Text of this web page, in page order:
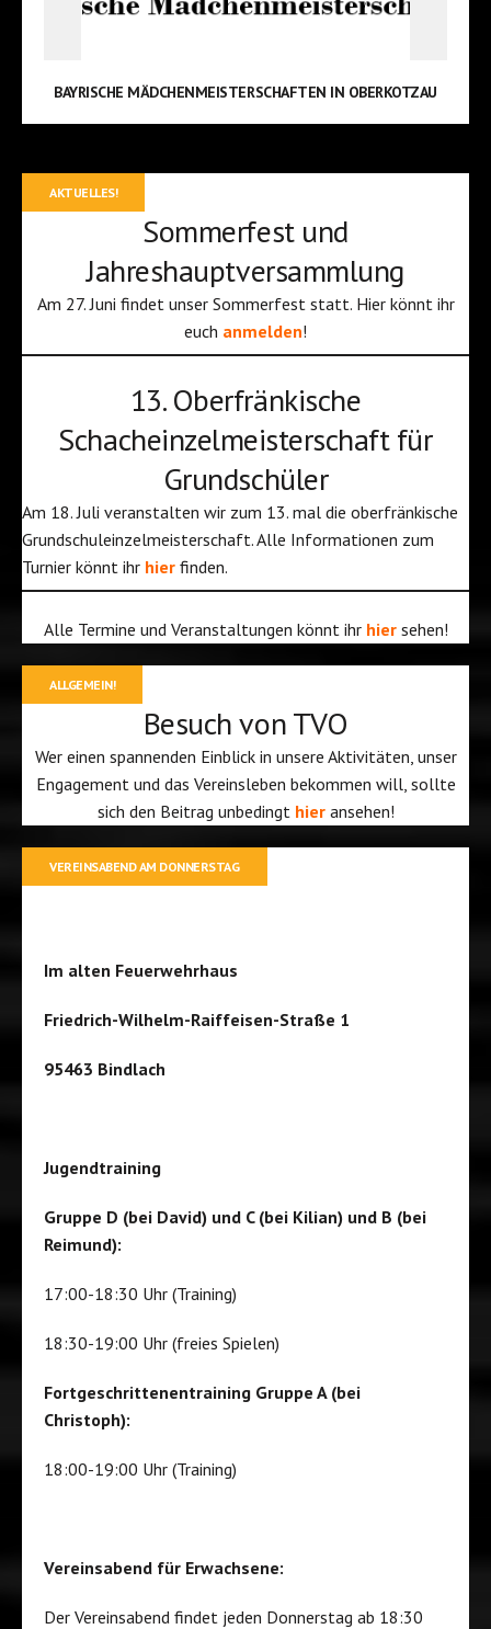
BAYRISCHE MÄDCHENMEISTERSCHAFTEN IN OBERKOTZAU
AKTUELLES!
Sommerfest und
Jahreshauptversammlung
Am 27. Juni findet unser Sommerfest statt. Hier könnt ihr
euch anmelden!
13. Oberfränkische
Schacheinzelmeisterschaft für
Grundschüler
Am 18. Juli veranstalten wir zum 13. mal die oberfränkische
Grundschuleinzelmeisterschaft. Alle Informationen zum
Turnier könnt ihr hier finden.
Alle Termine und Veranstaltungen könnt ihr hier sehen!
ALLGEMEIN!
Besuch von TVO
Wer einen spannenden Einblick in unsere Aktivitäten, unser
Engagement und das Vereinsleben bekommen will, sollte
sich den Beitrag unbedingt hieransehen!
VEREINSABEND AM DONNERSTAG
Im alten Feuerwehrhaus
Friedrich-Wilhelm-Raiffeisen-Straße 1
95463 Bindlach
Jugendtraining
Gruppe D (bei David) und C (bei Kilian) und B (bei
Reimund):
17:00-18:30 Uhr (Training)
18:30-19:00 Uhr (freies Spielen)
Fortgeschrittenentraining Gruppe A (bei
Christoph):
18:00-19:00 Uhr (Training)
Vereinsabend für Erwachsene:
Der Vereinsabend findet jeden Donnerstag ab 18:30